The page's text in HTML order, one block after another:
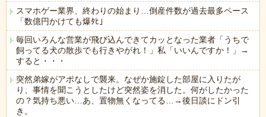
スマホゲー業界、終わりの始まり…倒産件数が過去最多ペース
「数億円かけても爆ﾀﾋ」
毎回いろんな営業が飛び込んできてカッとなった業者「うちで
飼ってる犬の散歩でも行きやがれ！」私「いいんですか！」→
すると・・・
突然弟嫁がアポなしで襲来。なぜか施錠した部屋に入りたが
り、事情を聞こうとしたけど突然姿を消した。何がしたかった
の？気持ち悪い…あ、置物無くなってる…→後日談にドン引
き。